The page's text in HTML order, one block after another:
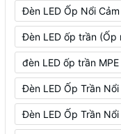
Đèn LED Ốp Nổi
Đèn LED ốp trần (Ốp
đèn LED ốp trần MPE
Đèn LED Ốp Trần
Đèn LED Ốp Trần Nổi